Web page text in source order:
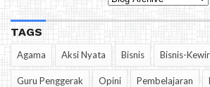
TAGS
Agama Aksi Nyata Bisnis Bisnis-
Guru Penggerak Opini Pembelajaran